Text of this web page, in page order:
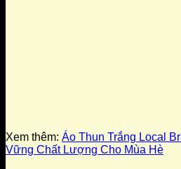
Xem thêm: Áo Thun Trắng Local
Vững Chất Lượng Cho Mùa Hè